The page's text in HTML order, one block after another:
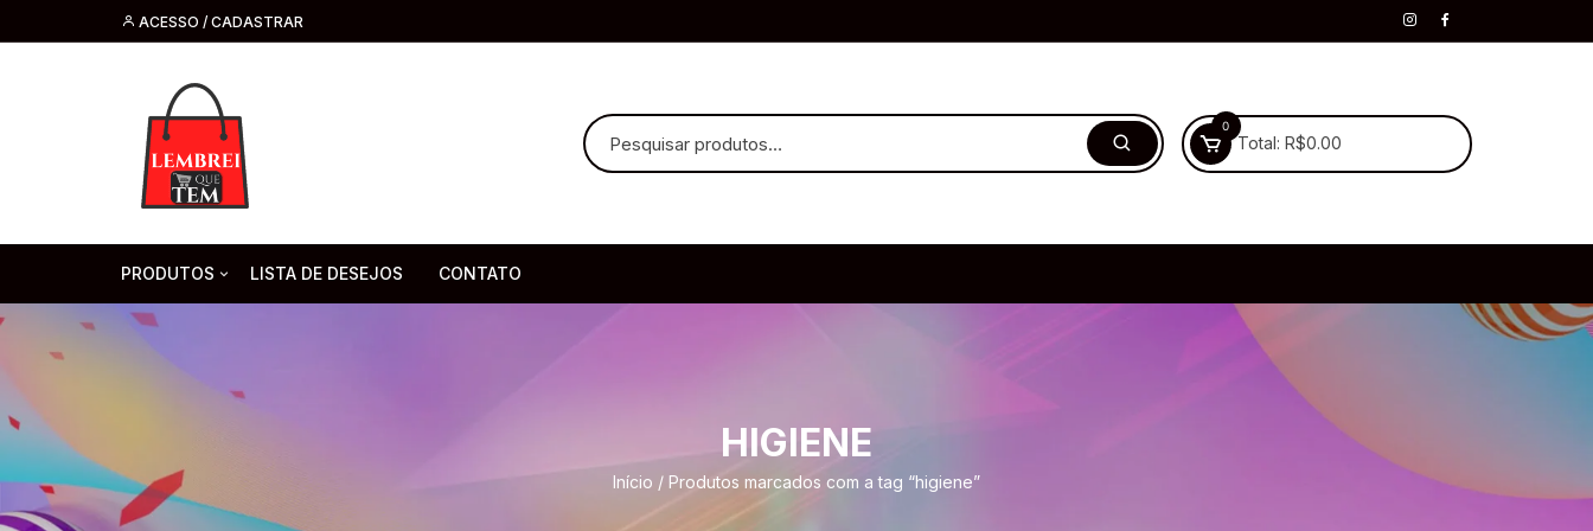
ACESSO / CADASTRAR
0
Total: R$0.00
PRODUTOS
Moda, Beleza E Perfumaria
Artigos para festa
LISTA DE DESEJOS CONTATO
HIGIENE
Início / Produtos marcados com a tag “higiene”